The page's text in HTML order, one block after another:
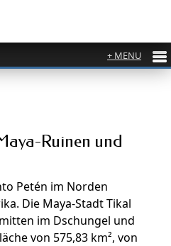
Ruinen und
Petén im Norden
Die Maya-Stadt Tikal
im Dschungel und
von 575,83 km², von